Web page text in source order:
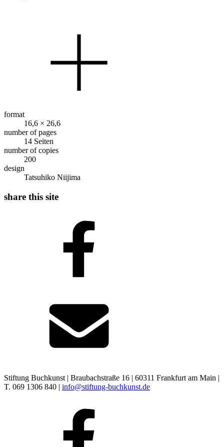
format
16,6 × 26,6
number of pages
14 Seiten
number of copies
200
design
Tatsuhiko Niijima
share this site
Stiftung Buchkunst | Braubachstraße 16 | 60311 Frankfurt am Main |
T. 069 1306 840 | info@stiftung-buchkunst.de